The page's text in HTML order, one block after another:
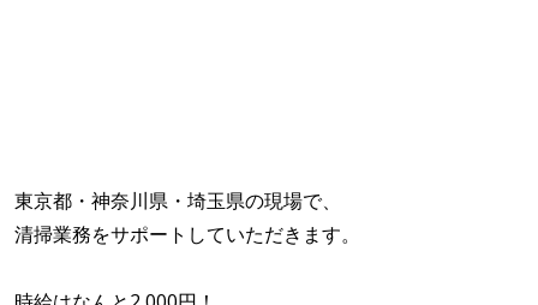
東京都・神奈川県・埼玉県の現場で、
清掃業務をサポートしていただきます。